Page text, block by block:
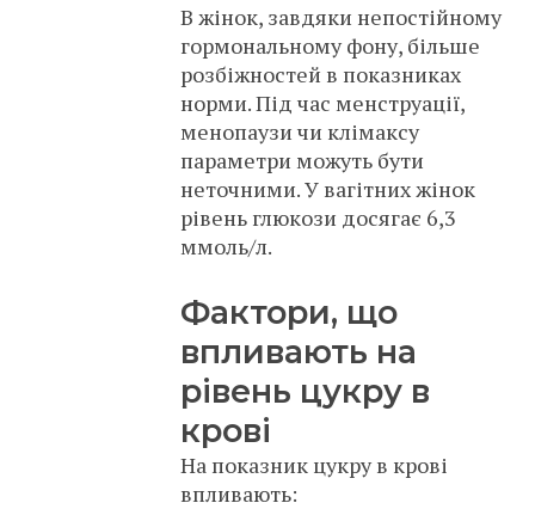
В жінок, завдяки непостійному
гормональному фону, більше
розбіжностей в показниках
норми. Під час менструації,
менопаузи чи клімаксу
параметри можуть бути
неточними. У вагітних жінок
рівень глюкози досягає 6,3
ммоль/л.
Фактори, що
впливають на
рівень цукру в
крові
На показник цукру в крові
впливають: